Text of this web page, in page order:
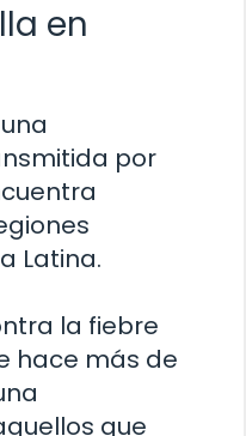
en
por
Latina.
la fiebre
hace más de
que